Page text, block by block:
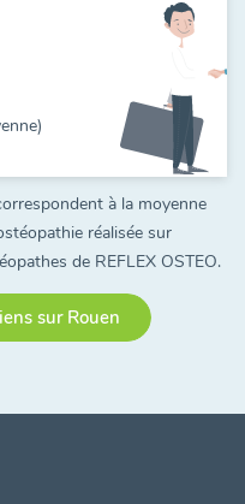
à la moyenne
réalisée sur
de REFLEX OSTEO.
sur Rouen